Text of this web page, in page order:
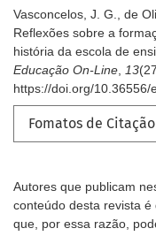
Vasconcelos, J. G., de
Reflexões sobre a
história da escola de
Educação On-Line, 13
https://doi.org/10.36556/
Fomatos de Citação
Autores que publicam
conteúdo desta revista
que, por essa razão,